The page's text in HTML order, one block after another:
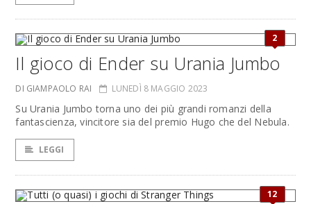
2
Il gioco di Ender su Urania Jumbo
DI GIAMPAOLO RAI LUNEDÌ 8 MAGGIO 2023
Su Urania Jumbo torna uno dei più grandi romanzi della
fantascienza, vincitore sia del premio Hugo che del Nebula.
LEGGI
12